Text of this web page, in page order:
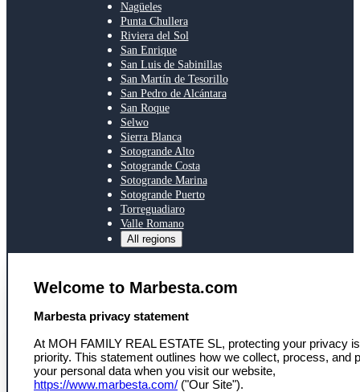
Nagüeles
Punta Chullera
Riviera del Sol
San Enrique
San Luis de Sabinillas
San Martín de Tesorillo
San Pedro de Alcántara
San Roque
Selwo
Sierra Blanca
Sotogrande Alto
Sotogrande Costa
Sotogrande Marina
Sotogrande Puerto
Torreguadiaro
Valle Romano
All regions
Toegang tot ons netwerk
Persoonlijke eigendomszoektocht
Marktinzicht en deskundig advies
Nieuws
Nieuwsbrief
MARBESTA
Welcome to Marbesta.com
select language
Marbesta privacy statement
At MOH FAMILY REAL ESTATE SL, protecting your privacy
priority. This statement outlines how we collect, process, and
your personal data when you visit our website,
https://www.marbesta.com/ ("Our Site").